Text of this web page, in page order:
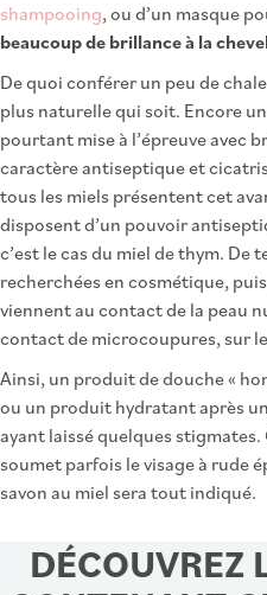
shampooing, ou d’un masque
beaucoup de brillance à la
De quoi conférer un peu de
plus naturelle qui soit. Encore
pourtant mise à l’épreuve avec
caractère antiseptique et
tous les miels présentent cet
disposent d’un pouvoir
c’est le cas du miel de thym. De
recherchées en cosmétique,
viennent au contact de la peau
contact de microcoupures, sur
Ainsi, un produit de douche «
ou un produit hydratant après
ayant laissé quelques
soumet parfois le visage à rude
savon au miel sera tout indiqué.
DÉCOUVREZ